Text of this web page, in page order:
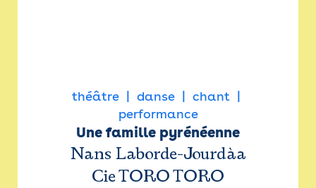
théâtre danse
chant
performance
Une famille pyrénéenne
Nans Laborde-Jourdàa
Cie TORO TORO